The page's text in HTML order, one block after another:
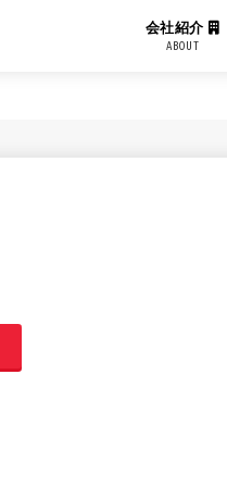
会社紹介
ABOUT